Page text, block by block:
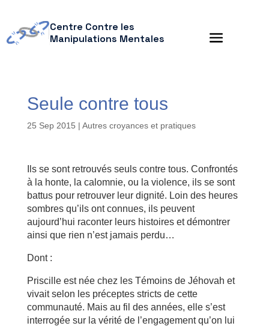
Centre Contre les
Manipulations Mentales
Seule contre tous
25 Sep 2015 | Autres croyances et pratiques
Ils se sont retrouvés seuls contre tous. Confrontés
à la honte, la calomnie, ou la violence, ils se sont
battus pour retrouver leur dignité. Loin des heures
sombres qu’ils ont connues, ils peuvent
aujourd’hui raconter leurs histoires et démontrer
ainsi que rien n’est jamais perdu…
Dont :
Priscille est née chez les Témoins de Jéhovah et
vivait selon les préceptes stricts de cette
communauté. Mais au fil des années, elle s’est
interrogée sur la vérité de l’engagement qu’on lui